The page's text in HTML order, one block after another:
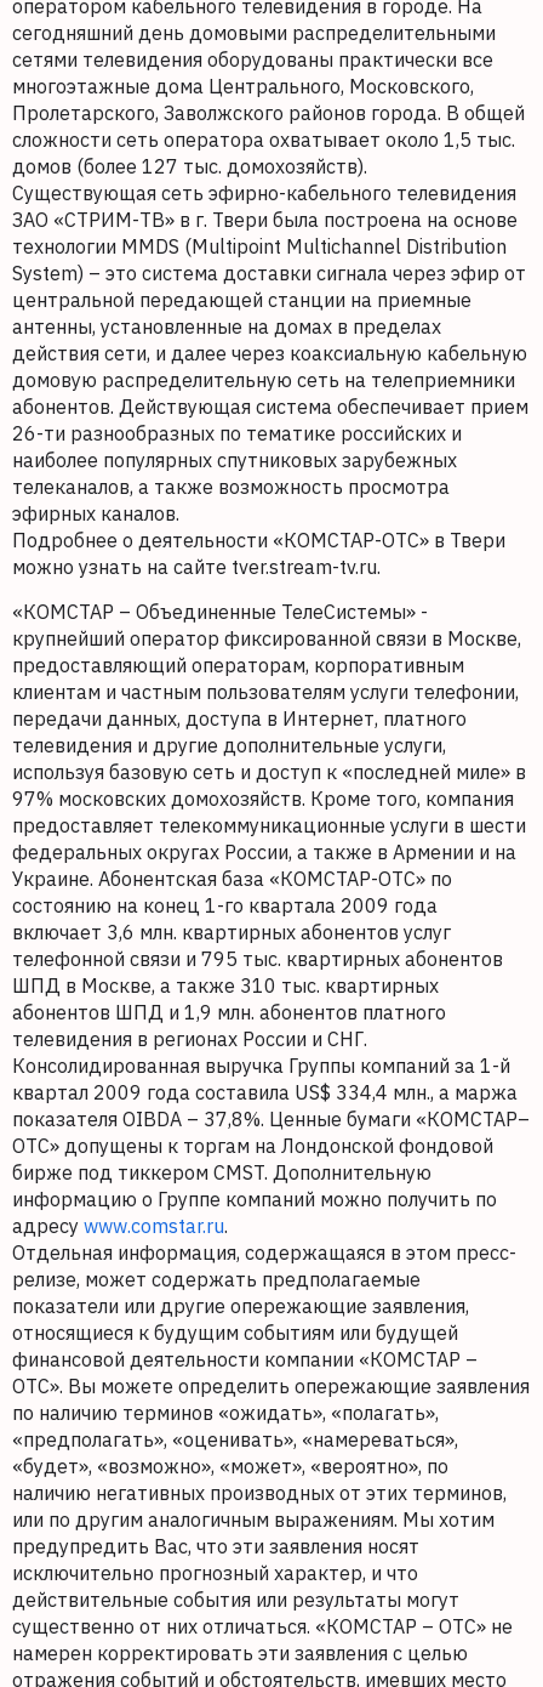
оператором кабельного телевидения в городе. На
сегодняшний день домовыми распределительными
сетями телевидения оборудованы практически все
многоэтажные дома Центрального, Московского,
Пролетарского, Заволжского районов города. В общей
сложности сеть оператора охватывает около 1,5 тыс.
домов (более 127 тыс. домохозяйств).
Существующая сеть эфирно-кабельного телевидения
ЗАО «СТРИМ-ТВ» в г. Твери была построена на основе
технологии MMDS (Multipoint Multichannel Distribution
System) – это система доставки сигнала через эфир от
центральной передающей станции на приемные
антенны, установленные на домах в пределах
действия сети, и далее через коаксиальную кабельную
домовую распределительную сеть на телеприемники
абонентов. Действующая система обеспечивает прием
26-ти разнообразных по тематике российских и
наиболее популярных спутниковых зарубежных
телеканалов, а также возможность просмотра
эфирных каналов.
Подробнее о деятельности «КОМСТАР-ОТС» в Твери
можно узнать на сайте tver.stream-tv.ru.
«КОМСТАР – Объединенные ТелеСистемы» -
крупнейший оператор фиксированной связи в Москве,
предоставляющий операторам, корпоративным
клиентам и частным пользователям услуги телефонии,
передачи данных, доступа в Интернет, платного
телевидения и другие дополнительные услуги,
используя базовую сеть и доступ к «последней миле» в
97% московских домохозяйств. Кроме того, компания
предоставляет телекоммуникационные услуги в шести
федеральных округах России, а также в Армении и на
Украине. Абонентская база «КОМСТАР-ОТС» по
состоянию на конец 1-го квартала 2009 года
включает 3,6 млн. квартирных абонентов услуг
телефонной связи и 795 тыс. квартирных абонентов
ШПД в Москве, а также 310 тыс. квартирных
абонентов ШПД и 1,9 млн. абонентов платного
телевидения в регионах России и СНГ.
Консолидированная выручка Группы компаний за 1-й
квартал 2009 года составила US$ 334,4 млн., а маржа
показателя OIBDA – 37,8%. Ценные бумаги «КОМСТАР–
ОТС» допущены к торгам на Лондонской фондовой
бирже под тиккером CMST. Дополнительную
информацию о Группе компаний можно получить по
адресу www.comstar.ru.
Отдельная информация, содержащаяся в этом пресс-
релизе, может содержать предполагаемые
показатели или другие опережающие заявления,
относящиеся к будущим событиям или будущей
финансовой деятельности компании «КОМСТАР –
ОТС». Вы можете определить опережающие заявления
по наличию терминов «ожидать», «полагать»,
«предполагать», «оценивать», «намереваться»,
«будет», «возможно», «может», «вероятно», по
наличию негативных производных от этих терминов,
или по другим аналогичным выражениям. Мы хотим
предупредить Вас, что эти заявления носят
исключительно прогнозный характер, и что
действительные события или результаты могут
существенно от них отличаться. «КОМСТАР – ОТС» не
намерен корректировать эти заявления с целью
отражения событий и обстоятельств, имевших место